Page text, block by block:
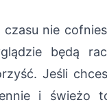
nie
będą
Jeśli
i świeżo